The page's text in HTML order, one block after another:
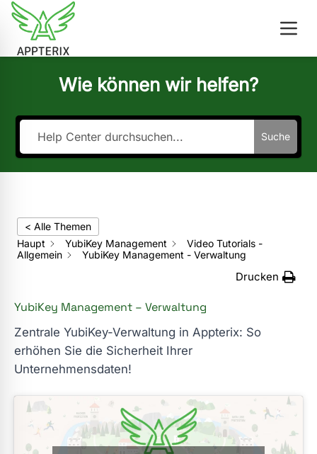
Wie können wir helfen?
Suche
< Alle Themen
Haupt
YubiKey Management
Video Tutorials -
Allgemein
YubiKey Management - Verwaltung
Drucken
YubiKey Management – Verwaltung
Zentrale YubiKey-Verwaltung in Appterix: So
erhöhen Sie die Sicherheit Ihrer
Unternehmensdaten!